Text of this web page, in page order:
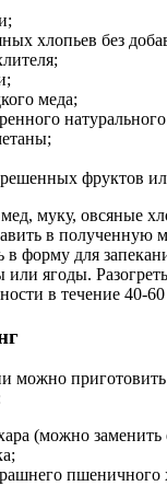
хлопьев без
меда;
фруктов
муку, овсяные
в полученную
в форму для
ягоды.
в течение 40-
можно
(можно
пшеничного